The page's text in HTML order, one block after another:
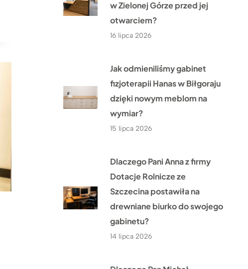
w Zielonej Górze przed jej
otwarciem?
16 lipca 2026
Jak odmieniliśmy gabinet
fizjoterapii Hanas w Biłgoraju
dzięki nowym meblom na
wymiar?
15 lipca 2026
Dlaczego Pani Anna z firmy
Dotacje Rolnicze ze
Szczecina postawiła na
drewniane biurko do swojego
gabinetu?
14 lipca 2026